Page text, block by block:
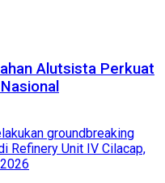
Alutsista Perkuat